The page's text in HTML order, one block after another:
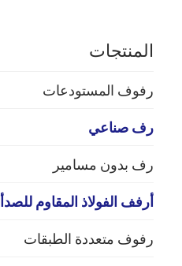
المنتجات
رفوف المستودعات
رف صناعي
رف بدون مسامير
أرفف الفولاذ المقاوم للصدأ
رفوف متعددة الطبقات